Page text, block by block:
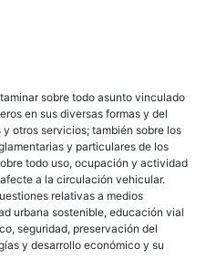
sobre todo asunto vinculado
en sus diversas formas y del
otros servicios; también sobre los
y particulares de los
todo uso, ocupación y actividad
a la circulación vehicular.
relativas a medios
urbana sostenible, educación vial
seguridad, preservación del
y desarrollo económico y su